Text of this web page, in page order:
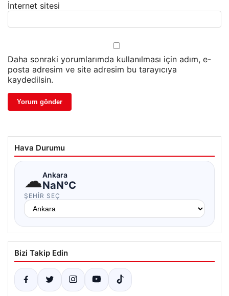
İnternet sitesi
Daha sonraki yorumlarımda kullanılması için adım, e-
posta adresim ve site adresim bu tarayıcıya
kaydedilsin.
Hava Durumu
☁Ankara
NaN°C
ŞEHIR SEÇ
Bizi Takip Edin